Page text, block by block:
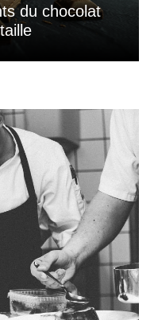
du chocolat